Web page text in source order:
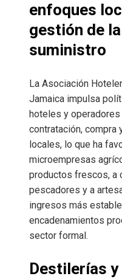
enfoques
gestión de
suministro
La Asociación
Jamaica impulsa
hoteles y operadores
contratación, compra
locales, lo que ha
microempresas
productos frescos, a
pescadores y a
ingresos más
encadenamientos
sector formal.
Destilerías